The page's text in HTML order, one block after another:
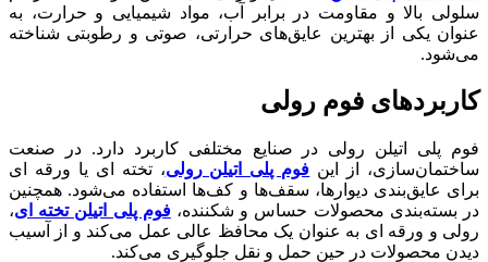
سلولی بالا و مقاومت در برابر آب، مواد شیمیایی و حرارت، به
عنوان یکی از بهترین عایق‌های حرارتی، صوتی و رطوبتی شناخته
می‌شود.
کاربردهای فوم رولی
فوم پلی اتیلن رولی در صنایع مختلفی کاربرد دارد. در صنعت
ساختمان‌سازی، از این فوم پلی اتیلن رولی، تخته ای یا ورقه ای
برای عایق‌بندی دیوارها، سقف‌ها و کف‌ها استفاده می‌شود. همچنین
در بسته‌بندی محصولات حساس و شکننده،فوم پلی اتیلن تخته ای،
رولی و ورقه ای به عنوان یک محافظ عالی عمل می‌کند و از آسیب
دیدن محصولات در حین حمل و نقل جلوگیری می‌کند.